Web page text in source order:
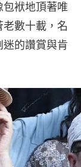
包袱地頂著唯
數十載，名
的讚賞與肯